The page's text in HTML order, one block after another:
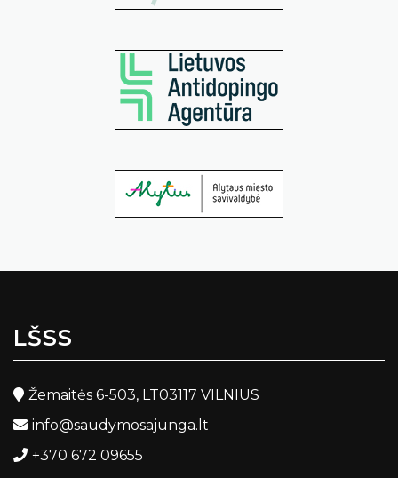
LŠSS
Žemaitės 6-503, LT03117 VILNIUS
info@saudymosajunga.lt
+370 672 09655